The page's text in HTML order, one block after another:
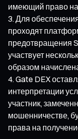
имеющий право
Для
проходят
предотвращения
участвует
образом
Gate DEX
интерпретации
участник,
мошенничестве,
права на